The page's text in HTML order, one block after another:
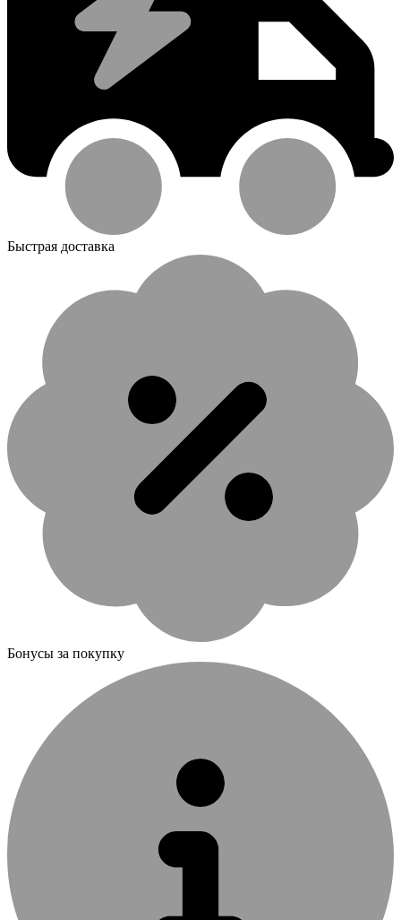
Быстрая доставка
Бонусы за покупку